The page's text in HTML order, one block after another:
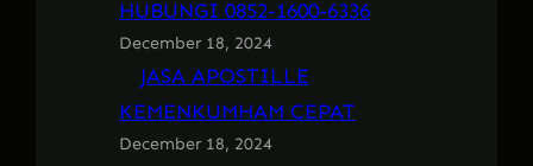
HUBUNGI 0852-1600-6336
December 18, 2024
JASA APOSTILLE
KEMENKUMHAM CEPAT
December 18, 2024